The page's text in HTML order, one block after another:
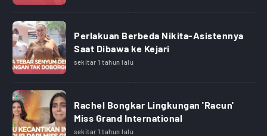
Perlakuan Berbeda Nikita-Asistennya
Saat Dibawa ke Kejari
sekitar 1 tahun lalu
Rachel Bongkar Lingkungan 'Racun'
Miss Grand International
sekitar 1 tahun lalu